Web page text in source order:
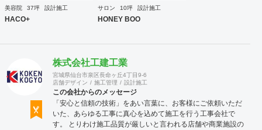
込む空間 https://sotochiku.com/
美容院 37坪 設計施工
HACO+
サロン 10坪 設計施工
HONEY BOO
株式会社工建工業
宮城県仙台市泉区長命ヶ丘4丁目9-6
店舗デザイン
施工管理 設計施工
この会社からのメッセージ
「安心と信頼の技術」をあい言葉に、お客様にご依頼いただ
いた、あらゆる工事に真心を込めて施工を行う工事会社で
す。 とりわけ施工品質が厳しいと言われる店舗や商業施設の